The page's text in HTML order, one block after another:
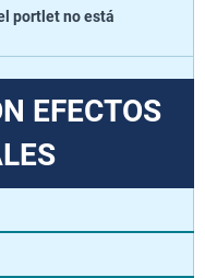
portlet no está
EFECTOS